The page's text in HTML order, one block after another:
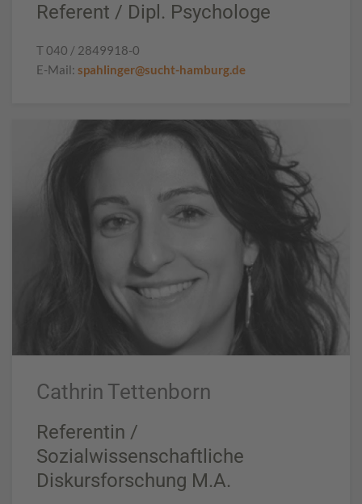
Referent / Dipl. Psychologe
T 040 / 2849918-0
E-Mail: spahlinger@sucht-hamburg.de
Cathrin Tettenborn
Referentin /
Sozialwissenschaftliche
Diskursforschung M.A.